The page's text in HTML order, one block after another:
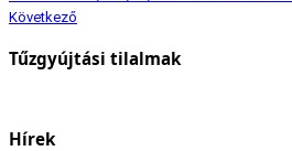
Következő
Tűzgyújtási tilalmak
Hírek